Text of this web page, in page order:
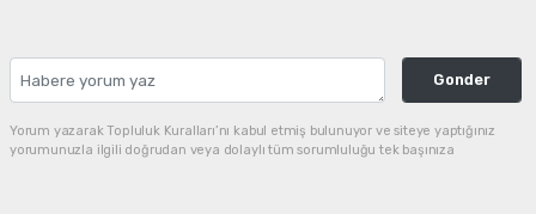
Gonder
Yorum yazarak Topluluk Kuralları’nı kabul etmiş bulunuyor ve siteye yaptığınız
yorumunuzla ilgili doğrudan veya dolaylı tüm sorumluluğu tek başınıza